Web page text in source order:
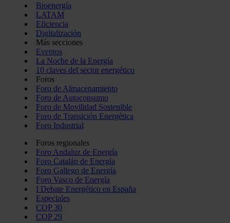
Bioenergía
LATAM
Eficiencia
Digitalización
Más secciones
Eventos
La Noche de la Energía
10 claves del sector energético
Foros
Foro de Almacenamiento
Foro de Autoconsumo
Foro de Movilidad Sostenible
Foro de Transición Energética
Foro Industrial
Foros regionales
Foro Andaluz de Energía
Foro Catalán de Energía
Foro Gallego de Energía
Foro Vasco de Energía
I Debate Energético en España
Especiales
COP 30
COP 29